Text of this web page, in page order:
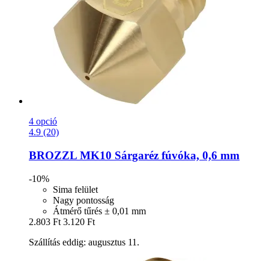
4 opció
4.9 (20)
BROZZL MK10 Sárgaréz fúvóka, 0,6 mm
-10%
Sima felület
Nagy pontosság
Átmérő tűrés ± 0,01 mm
2.803 Ft 3.120 Ft
Szállítás eddig: augusztus 11.